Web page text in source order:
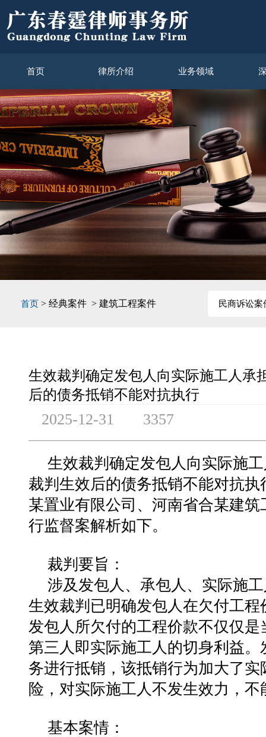
首页 律所介绍 业务领域
首页 > 经典案件 > 建筑工程案件 民商诉讼案
生效裁判确定发包人向实际施工人承
后的债务抵销不能对抗执行
2025-12-31 3357
生效裁判确定发包人向实际施
裁判生效后的债务抵销不能对抗执
某置业有限公司、河南省合某建
行监督案解析如下。
裁判要旨：
涉及发包人、承包人、实际施
生效裁判已明确发包人在欠付工
发包人所欠付的工程价款不仅仅
第三人即实际施工人的切身利益
务进行抵销，该抵销行为加大了
险，对实际施工人不发生效力，
基本案情：